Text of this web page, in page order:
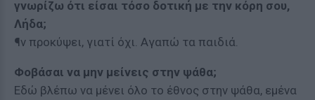
γνωρίζω ότι είσαι τόσο δοτική με την κόρη σου,
Λήδα;
¶ν προκύψει, γιατί όχι. Αγαπώ τα παιδιά.
Φοβάσαι να μην μείνεις στην ψάθα;
Εδώ βλέπω να μένει όλο το έθνος στην ψάθα, εμένα